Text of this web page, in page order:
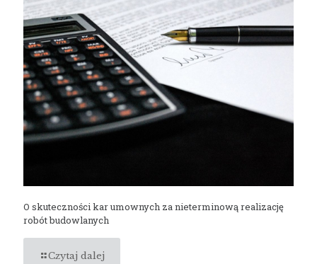
O skuteczności kar umownych za nieterminową realizację
robót budowlanych
Czytaj dalej